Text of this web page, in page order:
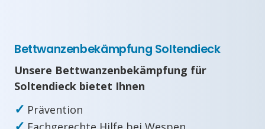
Bettwanzenbekämpfung Soltendieck
Unsere Bettwanzenbekämpfung für
Soltendieck bietet Ihnen
✓ Prävention
✓